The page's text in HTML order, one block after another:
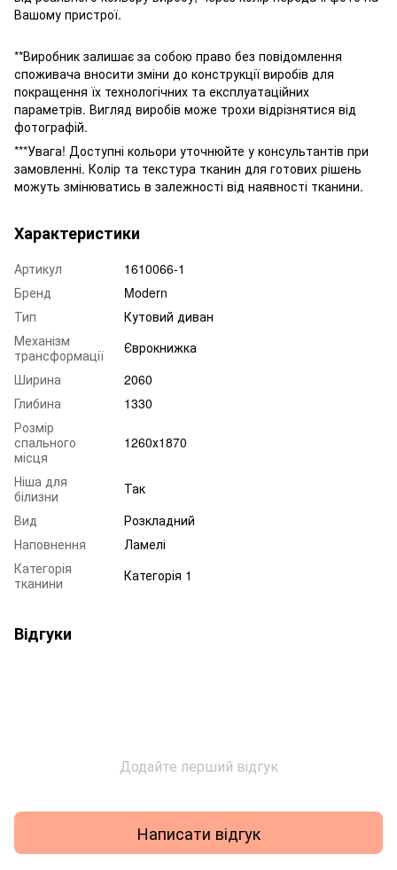
Вашому пристрої.
**Виробник залишає за собою право без повідомлення
споживача вносити зміни до конструкції виробів для
покращення їх технологічних та експлуатаційних
параметрів. Вигляд виробів може трохи відрізнятися від
фотографій.
***Увага! Доступні кольори уточнюйте у консультантів при
замовленні. Колір та текстура тканин для готових рішень
можуть змінюватись в залежності від наявності тканини.
Характеристики
Артикул
1610066-1
Бренд
Modern
Тип
Кутовий диван
Механізм
трансформації
Єврокнижка
Ширина
2060
Глибина
1330
Розмір
спального
місця
1260х1870
Ніша для
білизни
Так
Вид
Розкладний
Наповнення
Ламелі
Категорія
тканини
Категорія 1
Відгуки
Додайте перший відгук
Написати відгук